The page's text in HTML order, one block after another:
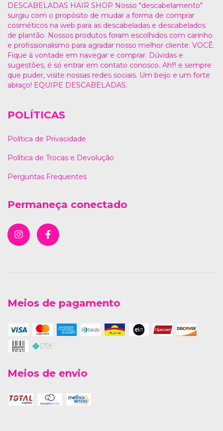
DESCABELADAS HAIR SHOP Nosso "descabelamento"
surgiu com o propósito de mudar a forma de comprar
cosméticos na web para as descabeladas e descabelados
de plantão. Nossos produtos foram escolhidos com carinho
e profissionalismo para agradar nosso melhor cliente: VOCÊ.
Fique à vontade em navegar e comprar. Dúvidas e
sugestões, é só entrar em contato conosco. Ah!!! e sempre
que puder, visite nossas redes sociais. Um beijo e um forte
abraço! EQUIPE DESCABELADAS.
POLÍTICAS
Política de Privacidade
Política de Trocas e Devolução
Perguntas Frequentes
Permaneça conectado
Meios de pagamento
Meios de envio